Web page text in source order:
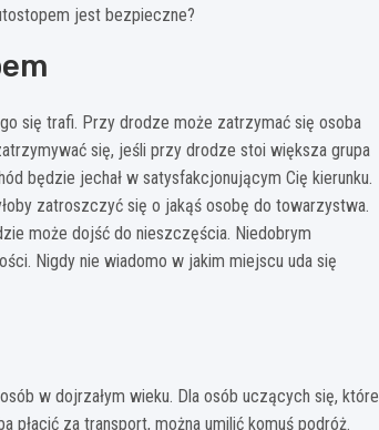
jest bezpieczne?
się trafi. Przy drodze może zatrzymać się osoba
się, jeśli przy drodze stoi większa grupa
będzie jechał w satysfakcjonującym Cię kierunku.
zatroszczyć się o jakąś osobę do towarzystwa.
może dojść do nieszczęścia. Niedobrym
Nigdy nie wiadomo w jakim miejscu uda się
w dojrzałym wieku. Dla osób uczących się, które
za transport, można umilić komuś podróż.